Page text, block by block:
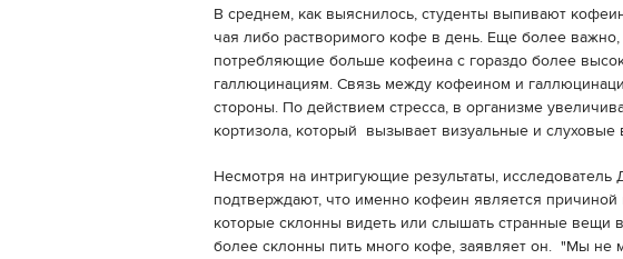
В среднем, как выяснилось, студенты выпивают
чая либо растворимого кофе в день. Еще более
потребляющие больше кофеина с гораздо более
галлюцинациям. Связь между кофеином и
стороны. По действием стресса, в организме
кортизола, который вызывает визуальные и слуховые
Несмотря на интригующие результаты,
подтверждают, что именно кофеин является
которые склонны видеть или слышать странные вещи
более склонны пить много кофе, заявляет он. "Мы не